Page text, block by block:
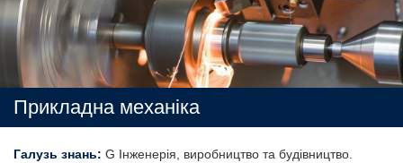
Прикладна механіка
Галузь знань: G Інженерія, виробництво та будівництво